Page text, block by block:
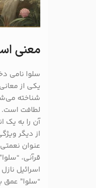
معنی
سلوا نامی
یکی از
شناخته
لطافت است.
آن را به یک
از دیگر
عنوان
قرآنی،
اسرائیل
“سلوا”